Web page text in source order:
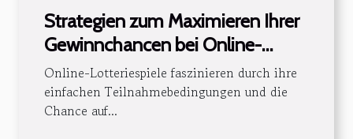
Strategien zum Maximieren Ihrer
Gewinnchancen bei Online-
Lotteriespielen
Online-Lotteriespiele faszinieren durch ihre
einfachen Teilnahmebedingungen und die
Chance auf...